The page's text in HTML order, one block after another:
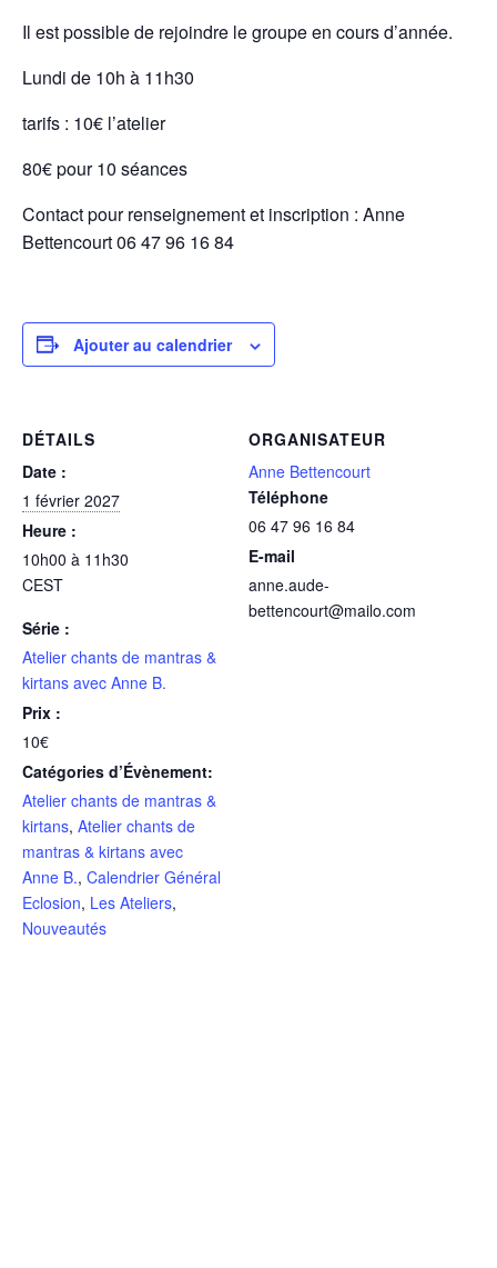
Il est possible de rejoindre le groupe en cours d’année.
Lundi de 10h à 11h30
tarifs : 10€ l’atelier
80€ pour 10 séances
Contact pour renseignement et inscription : Anne
Bettencourt 06 47 96 16 84
Ajouter au calendrier
DÉTAILS
Date :
1 février 2027
Heure :
10h00 à 11h30
CEST
Série :
Atelier chants de mantras &
kirtans avec Anne B.
Prix :
10€
Catégories d’Évènement:
Atelier chants de mantras &
kirtans, Atelier chants de
mantras & kirtans avec
Anne B., Calendrier Général
Eclosion, Les Ateliers,
Nouveautés
ORGANISATEUR
Anne Bettencourt
Téléphone
06 47 96 16 84
E-mail
anne.aude-
bettencourt@mailo.com